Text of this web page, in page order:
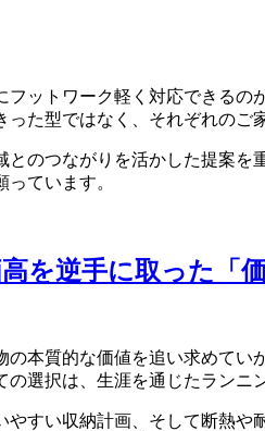
フットワーク軽く対応できる
った型ではなく、それぞれのご
とのつながりを活かした提案
ています。
を逆手に取った「価
の本質的な価値を追い求めて
選択は、生涯を通じたランニ
やすい収納計画、そして断熱